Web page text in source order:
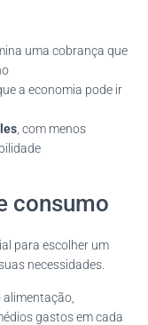
uma cobrança que
que a economia pode ir
, com menos
consumo
para escolher um
necessidades.
gastos em cada